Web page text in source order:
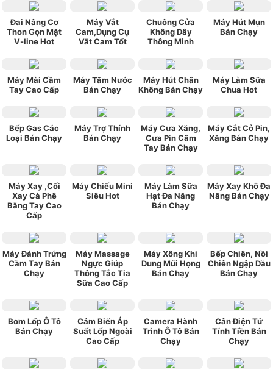
Đai Nâng Cơ
Thon Gọn Mặt
V-line Hot
Máy Vắt
Cam,Dụng Cụ
Vắt Cam Tốt
Chuông Cửa
Không Dây
Thông Minh
Máy Hút Mụn
Bán Chạy
Máy Mài Cầm
Tay Cao Cấp
Máy Tăm Nước
Bán Chạy
Máy Hút Chân
Không Bán Chạy
Máy Làm Sữa
Chua Hot
Bếp Gas Các
Loại Bán Chạy
Máy Trợ Thính
Bán Chạy
Máy Cưa Xăng,
Cưa Pin Câm
Tay Bán Chạy
Máy Cắt Cỏ Pin,
Xăng Bán Chạy
Máy Xay ,Cối
Xay Cà Phê
Bằng Tay Cao
Cấp
Máy Chiếu Mini
Siêu Hot
Máy Làm Sữa
Hạt Đa Năng
Bán Chạy
Máy Xay Khô Đa
Năng Bán Chạy
Máy Đánh Trứng
Cầm Tay Bán
Chạy
Máy Massage
Ngực Giúp
Thông Tắc Tia
Sữa Cao Cấp
Máy Xông Khi
Dung Mũi Họng
Bán Chạy
Bếp Chiên, Nồi
Chiên Ngập Dầu
Bán Chạy
Bơm Lốp Ô Tô
Bán Chạy
Cảm Biến Áp
Suất Lốp Ngoài
Cao Cấp
Camera Hành
Trình Ô Tô Bán
Chạy
Cân Điện Tử
Tính Tiền Bán
Chạy